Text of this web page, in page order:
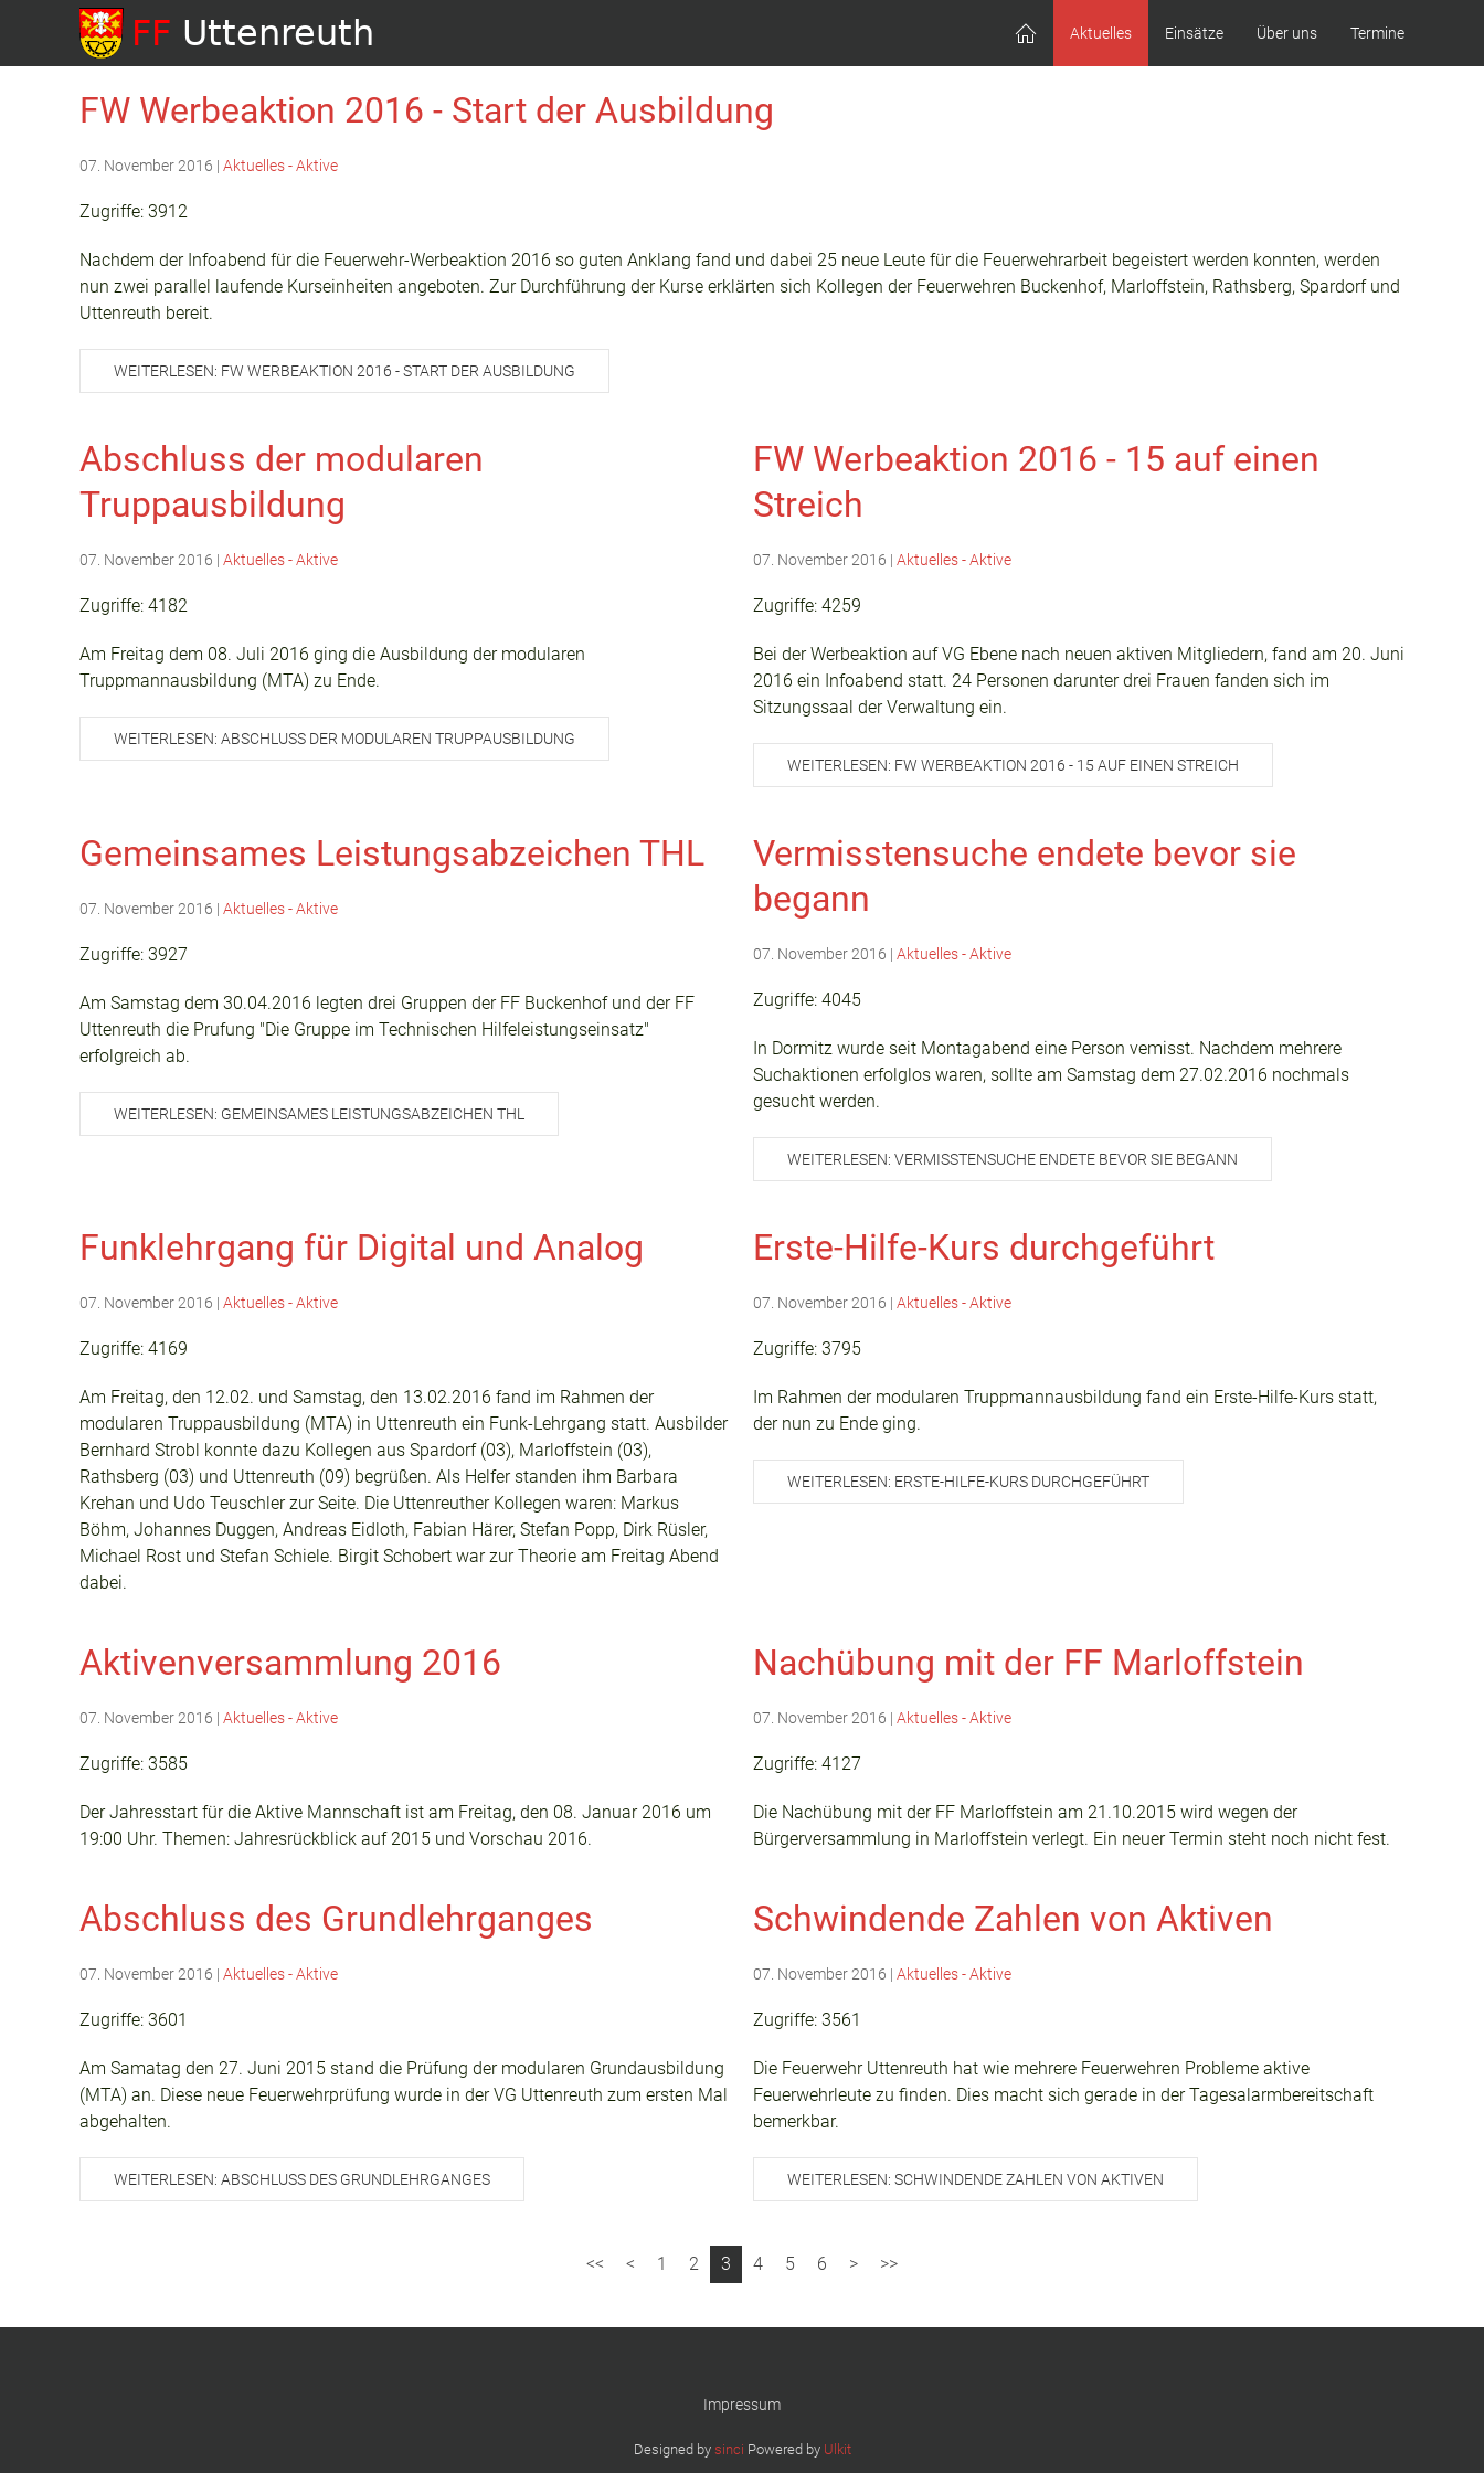
Aktuelles Einsätze Über uns Termine
FW Werbeaktion 2016 - Start der Ausbildung
07. November 2016 | Aktuelles - Aktive
Zugriffe: 3912
Nachdem der Infoabend für die Feuerwehr-Werbeaktion 2016 so guten Anklang fand und dabei 25 neue Leute für die Feuerwehrarbeit begeistert werden konnten, werden
nun zwei parallel laufende Kurseinheiten angeboten. Zur Durchführung der Kurse erklärten sich Kollegen der Feuerwehren Buckenhof, Marloffstein, Rathsberg, Spardorf und
Uttenreuth bereit.
WEITERLESEN: FW WERBEAKTION 2016 - START DER AUSBILDUNG
Abschluss der modularen
Truppausbildung
07. November 2016 | Aktuelles - Aktive
Zugriffe: 4182
Am Freitag dem 08. Juli 2016 ging die Ausbildung der modularen
Truppmannausbildung (MTA) zu Ende.
WEITERLESEN: ABSCHLUSS DER MODULAREN TRUPPAUSBILDUNG
FW Werbeaktion 2016 - 15 auf einen
Streich
07. November 2016 | Aktuelles - Aktive
Zugriffe: 4259
Bei der Werbeaktion auf VG Ebene nach neuen aktiven Mitgliedern, fand am 20. Juni
2016 ein Infoabend statt. 24 Personen darunter drei Frauen fanden sich im
Sitzungssaal der Verwaltung ein.
WEITERLESEN: FW WERBEAKTION 2016 - 15 AUF EINEN STREICH
Gemeinsames Leistungsabzeichen THL
07. November 2016 | Aktuelles - Aktive
Zugriffe: 3927
Am Samstag dem 30.04.2016 legten drei Gruppen der FF Buckenhof und der FF
Uttenreuth die Prufung "Die Gruppe im Technischen Hilfeleistungseinsatz"
erfolgreich ab.
WEITERLESEN: GEMEINSAMES LEISTUNGSABZEICHEN THL
Vermisstensuche endete bevor sie
begann
07. November 2016 | Aktuelles - Aktive
Zugriffe: 4045
In Dormitz wurde seit Montagabend eine Person vemisst. Nachdem mehrere
Suchaktionen erfolglos waren, sollte am Samstag dem 27.02.2016 nochmals
gesucht werden.
WEITERLESEN: VERMISSTENSUCHE ENDETE BEVOR SIE BEGANN
Funklehrgang für Digital und Analog
07. November 2016 | Aktuelles - Aktive
Zugriffe: 4169
Am Freitag, den 12.02. und Samstag, den 13.02.2016 fand im Rahmen der
modularen Truppausbildung (MTA) in Uttenreuth ein Funk-Lehrgang statt. Ausbilder
Bernhard Strobl konnte dazu Kollegen aus Spardorf (03), Marloffstein (03),
Rathsberg (03) und Uttenreuth (09) begrüßen. Als Helfer standen ihm Barbara
Krehan und Udo Teuschler zur Seite. Die Uttenreuther Kollegen waren: Markus
Böhm, Johannes Duggen, Andreas Eidloth, Fabian Härer, Stefan Popp, Dirk Rüsler,
Michael Rost und Stefan Schiele. Birgit Schobert war zur Theorie am Freitag Abend
dabei.
Erste-Hilfe-Kurs durchgeführt
07. November 2016 | Aktuelles - Aktive
Zugriffe: 3795
Im Rahmen der modularen Truppmannausbildung fand ein Erste-Hilfe-Kurs statt,
der nun zu Ende ging.
WEITERLESEN: ERSTE-HILFE-KURS DURCHGEFÜHRT
Aktivenversammlung 2016
07. November 2016 | Aktuelles - Aktive
Zugriffe: 3585
Der Jahresstart für die Aktive Mannschaft ist am Freitag, den 08. Januar 2016 um
19:00 Uhr. Themen: Jahresrückblick auf 2015 und Vorschau 2016.
Nachübung mit der FF Marloffstein
07. November 2016 | Aktuelles - Aktive
Zugriffe: 4127
Die Nachübung mit der FF Marloffstein am 21.10.2015 wird wegen der
Bürgerversammlung in Marloffstein verlegt. Ein neuer Termin steht noch nicht fest.
Abschluss des Grundlehrganges
07. November 2016 | Aktuelles - Aktive
Zugriffe: 3601
Am Samatag den 27. Juni 2015 stand die Prüfung der modularen Grundausbildung
(MTA) an. Diese neue Feuerwehrprüfung wurde in der VG Uttenreuth zum ersten Mal
abgehalten.
WEITERLESEN: ABSCHLUSS DES GRUNDLEHRGANGES
Schwindende Zahlen von Aktiven
07. November 2016 | Aktuelles - Aktive
Zugriffe: 3561
Die Feuerwehr Uttenreuth hat wie mehrere Feuerwehren Probleme aktive
Feuerwehrleute zu finden. Dies macht sich gerade in der Tagesalarmbereitschaft
bemerkbar.
WEITERLESEN: SCHWINDENDE ZAHLEN VON AKTIVEN
1 2 3 4 5 6
Impressum
Designed by sinci Powered by Ulkit